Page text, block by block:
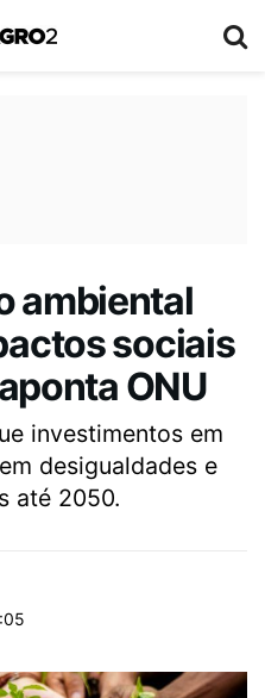
ambiental
sociais
ONU
investimentos em
desigualdades e
até 2050.